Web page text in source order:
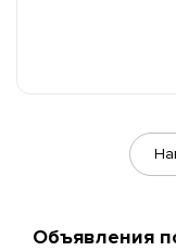
Объявления